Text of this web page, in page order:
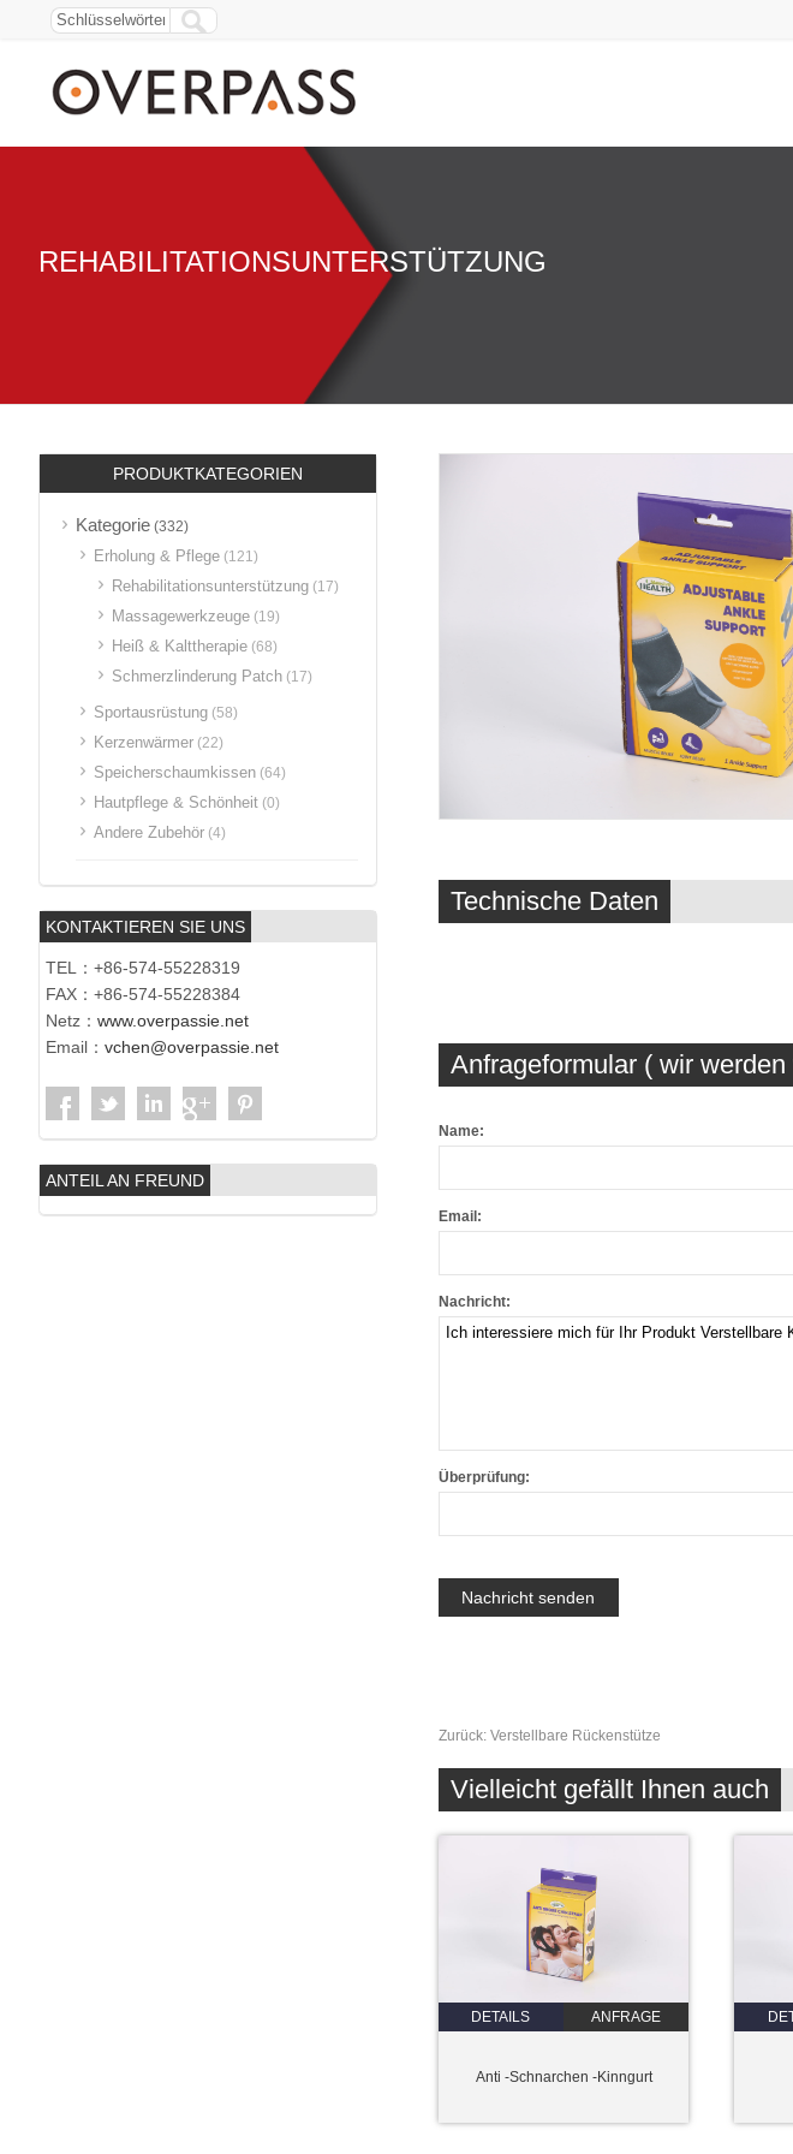
REHABILITATIONSUNTERSTÜTZUNG
Technische Daten
Anfrageformular ( wir
Name:
Email:
Nachricht:
Überprüfung:
Zurück: Verstellbare Rückenstütze
Vielleicht gefällt Ihnen auch
DETAILS ANFRAGE
Anti -Schnarchen -Kinngurt
PRODUKTKATEGORIEN
Kategorie (332)
Erholung & Pflege (121)
Rehabilitationsunterstützung (17)
Massagewerkzeuge (19)
Heiß & Kalttherapie (68)
Schmerzlinderung Patch (17)
Sportausrüstung (58)
Kerzenwärmer (22)
Speicherschaumkissen (64)
Hautpflege & Schönheit (0)
Andere Zubehör (4)
KONTAKTIEREN SIE UNS
TEL：+86-574-55228319
FAX：+86-574-55228384
Netz： www.overpassie.net
Email： vchen@overpassie.net
ANTEIL AN FREUND